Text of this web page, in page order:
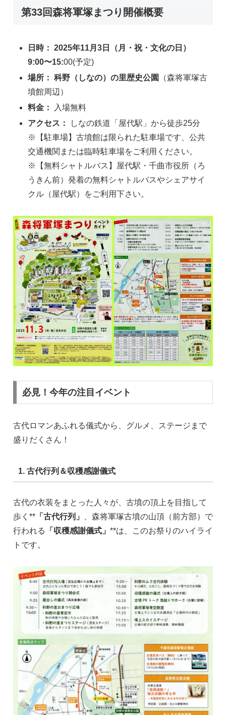
第33回森将軍塚まつり開催概要
日時： 2025年11月3日（月・祝・文化の日）
9:00〜15:00(予定)
場所： 科野（しなの）の里歴史公園
（森将軍塚古
墳館周辺）
料金：
入場無料
アクセス：
しなの鉄道「屋代駅」から徒歩25分
※【駐車場】古墳館は限られた駐車場です、公共
交通機関または臨時駐車場をご利用ください。
※【無料シャトルバス】屋代駅・千曲市役所（ろ
うきん前）発着の無料シャトルバスやシェアサイ
クル（屋代駅）をご利用下さい。
必見！今年の注目イベント
古代ロマンあふれる儀式から、グルメ、ステージまで
盛りだくさん！
1. 古代行列＆収穫感謝儀式
古代の衣装をまとった人々が、古墳の頂上を目指して
歩く** 「古代行列」
、森将軍塚古墳の山頂（前方部）で
行われる
「収穫感謝儀式」 **は、このお祭りのハイライ
トです。